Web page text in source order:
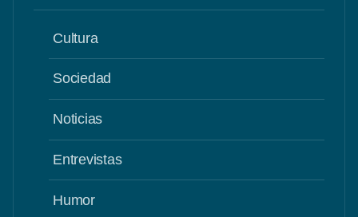
Cultura
Sociedad
Noticias
Entrevistas
Humor